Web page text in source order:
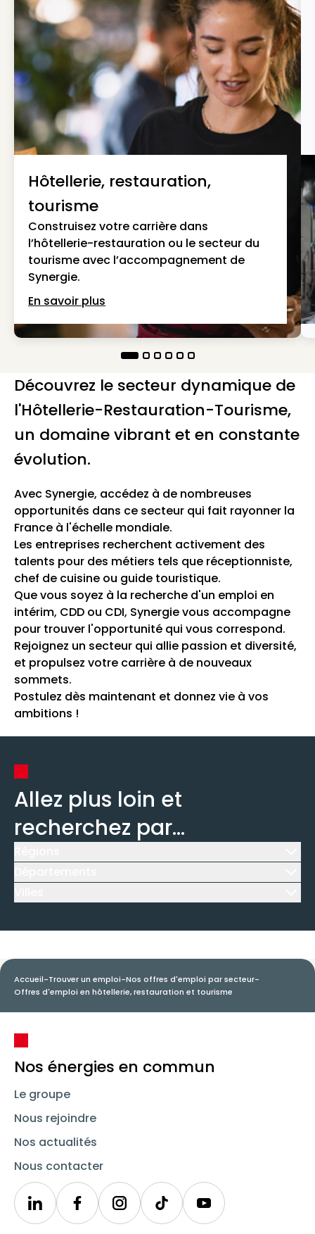
Hôtellerie, restauration,
tourisme
Construisez votre carrière dans
l’hôtellerie-restauration ou le secteur du
tourisme avec l’accompagnement de
Synergie.
En savoir plus
Découvrez le secteur dynamique de
l'Hôtellerie-Restauration-Tourisme,
un domaine vibrant et en constante
évolution.
Avec Synergie, accédez à de nombreuses
opportunités dans ce secteur qui fait rayonner la
France à l'échelle mondiale.
Les entreprises recherchent activement des
talents pour des métiers tels que réceptionniste,
chef de cuisine ou guide touristique.
Que vous soyez à la recherche d'un emploi en
intérim, CDD ou CDI, Synergie vous accompagne
pour trouver l'opportunité qui vous correspond.
Rejoignez un secteur qui allie passion et diversité,
et propulsez votre carrière à de nouveaux
sommets.
Postulez dès maintenant et donnez vie à vos
ambitions !
Allez plus loin et
recherchez par...
Accueil-Trouver un emploi-Nos offres d'emploi par secteur-
Offres d'emploi en hôtellerie, restauration et tourisme
Nos énergies en commun
Le groupe
Nous rejoindre
Nos actualités
Nous contacter
LinkedinSynergieInstagramTikTok Youtube